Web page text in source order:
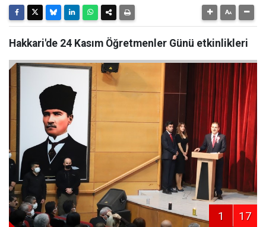
Hakkari'de 24 Kasım Öğretmenler Günü etkinlikleri
1 17